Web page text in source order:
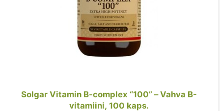
Solgar Vitamin B-complex “100” – Vahva B-
vitamiini, 100 kaps.